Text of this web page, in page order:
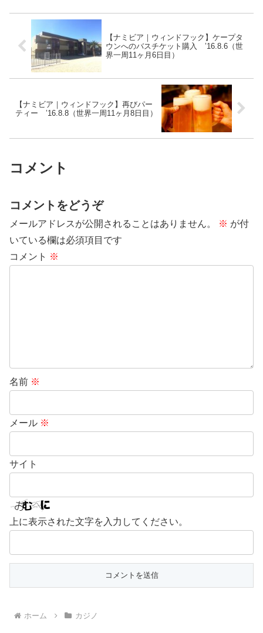
【ナミビア｜ウィンドフック】ケープタ
ウンへのバスチケット購入 ’16.8.6（世
界一周11ヶ月6日目）
【ナミビア｜ウィンドフック】再びパー
ティー ’16.8.8（世界一周11ヶ月8日目）
コメント
コメントをどうぞ
メールアドレスが公開されることはありません。 ※ が付
いている欄は必須項目です
コメント ※
名前 ※
メール ※
サイト
上に表示された文字を入力してください。
ホーム カジノ